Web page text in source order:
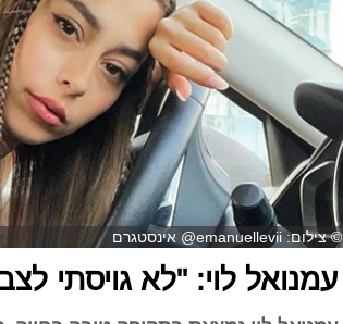
© צילום: emanuellevii@ אינסטגרם
עמנואל לוי: "לא גויסתי